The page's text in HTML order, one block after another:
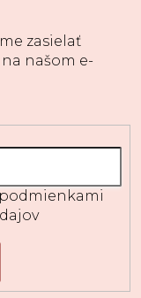
zasielať
našom e-
podmienkami